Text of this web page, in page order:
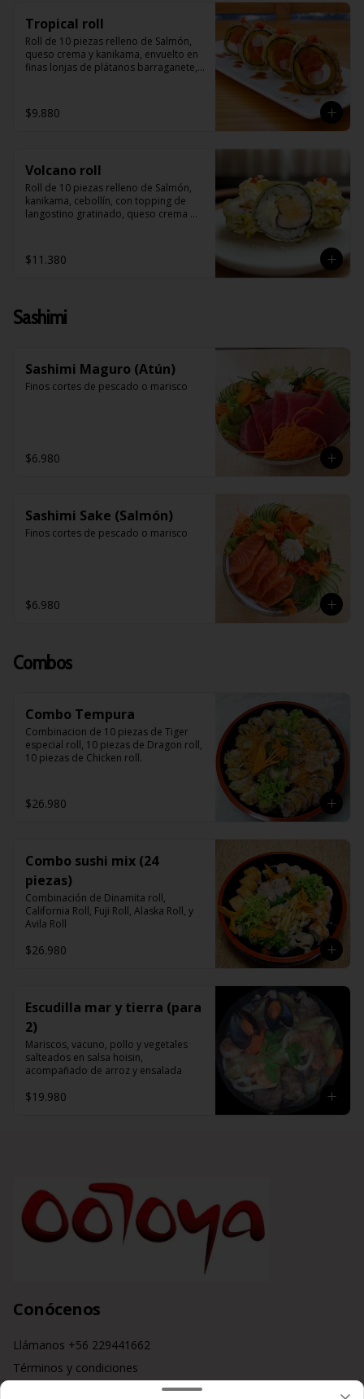
Tropical roll
Roll de 10 piezas relleno de Salmón,
queso crema y kanikama, envuelto en
finas lonjas de plátanos barraganete,
$9.880
Volcano roll
Roll de 10 piezas relleno de Salmón,
kanikama, cebollín, con topping de
langostino gratinado, queso crema
$11.380
Sashimi
Sashimi Maguro (Atún)
Finos cortes de pescado o marisco
$6.980
Sashimi Sake (Salmón)
Finos cortes de pescado o marisco
$6.980
Combos
Combo Tempura
Combinacion de 10 piezas de Tiger
especial roll, 10 piezas de Dragon roll,
10 piezas de Chicken roll.
$26.980
Combo sushi mix (24
piezas)
Combinación de Dinamita roll,
California Roll, Fuji Roll, Alaska Roll, y
Avila Roll
$26.980
Escudilla mar y tierra (para
2)
Mariscos, vacuno, pollo y vegetales
salteados en salsa hoisin,
acompañado de arroz y ensalada
$19.980
Conócenos
Llámanos +56 229441662
Términos y condiciones